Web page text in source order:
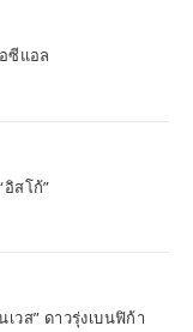
ซีแอล
สโก้”
วส” ดาวรุ่งเบนฟิก้า